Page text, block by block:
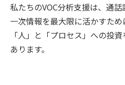
私たちのVOC分析支援は、通
一次情報を最大限に活かすため
「人」と「プロセス」への投
あります。